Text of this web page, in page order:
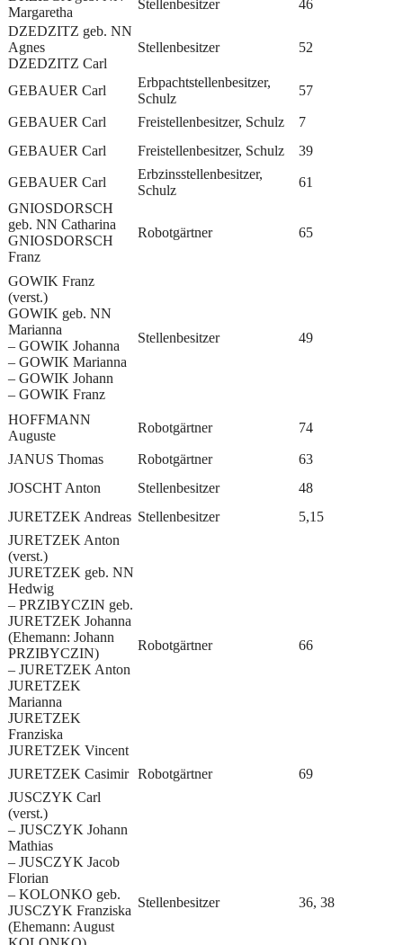
Margaretha
Stellenbesitzer
46
DZEDZITZ geb. NN
Agnes
DZEDZITZ Carl
Stellenbesitzer 52
GEBAUER Carl
Erbpachtstellenbesitzer,
Schulz
57
GEBAUER Carl Freistellenbesitzer, Schulz
7
GEBAUER Carl
Freistellenbesitzer, Schulz 39
GEBAUER Carl
Erbzinsstellenbesitzer,
Schulz
61
GNIOSDORSCH
geb. NN Catharina
GNIOSDORSCH
Franz
Robotgärtner 65
GOWIK Franz
(verst.)
GOWIK geb. NN
Marianna
– GOWIK Johanna
– GOWIK Marianna
– GOWIK Johann
– GOWIK Franz
Stellenbesitzer 49
HOFFMANN
Auguste
Robotgärtner 74
JANUS Thomas Robotgärtner
63
JOSCHT Anton
Stellenbesitzer
48
JURETZEK Andreas Stellenbesitzer
5,15
JURETZEK Anton
(verst.)
JURETZEK geb. NN
Hedwig
– PRZIBYCZIN geb.
JURETZEK Johanna
(Ehemann: Johann
PRZIBYCZIN)
– JURETZEK Anton
JURETZEK
Marianna
JURETZEK
Franziska
JURETZEK Vincent
Robotgärtner 66
JURETZEK Casimir Robotgärtner
69
JUSCZYK Carl
(verst.)
– JUSCZYK Johann
Mathias
– JUSCZYK Jacob
Florian
– KOLONKO geb.
JUSCZYK Franziska
(Ehemann: August
Stellenbesitzer 36, 38